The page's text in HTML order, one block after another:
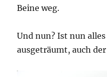
Beine weg.
Und nun? Ist nun
ausgeträumt, auch